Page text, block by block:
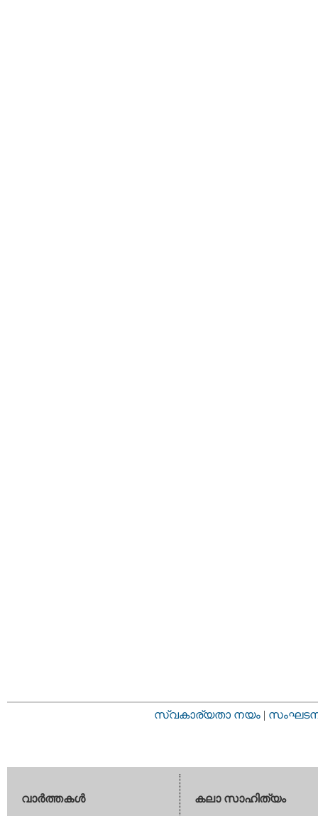
സ്വകാര്യതാ നയം |
വാര്‍ത്തകള്‍
കലാ സാഹിത്യം